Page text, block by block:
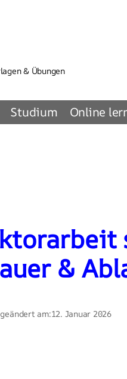
& Übungen
Studium Online
&
am:12. Januar 2026